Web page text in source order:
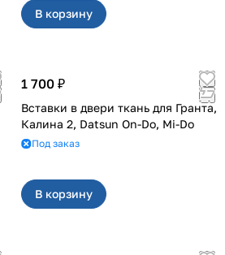
В корзину
1 700 ₽
Вставки в двери ткань для Гранта,
Калина 2, Datsun On-Do, Mi-Do
Под заказ
В корзину